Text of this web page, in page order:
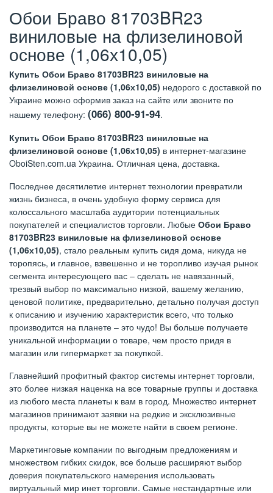
Обои Браво 81703BR23
виниловые на флизелиновой
основе (1,06х10,05)
Купить Обои Браво 81703BR23 виниловые на
флизелиновой основе (1,06х10,05) недорого с доставкой по
Украине можно оформив заказ на сайте или звоните по
нашему телефону: (066) 800-91-94.
Купить Обои Браво 81703BR23 виниловые на
флизелиновой основе (1,06х10,05) в интернет-магазине
OboiSten.com.ua Украина. Отличная цена, доставка.
Последнее десятилетие интернет технологии превратили
жизнь бизнеса, в очень удобную форму сервиса для
колоссального масштаба аудитории потенциальных
покупателей и специалистов торговли. Любые Обои Браво
81703BR23 виниловые на флизелиновой основе
(1,06х10,05), стало реальным купить сидя дома, никуда не
торопясь, и главное, взвешенно и не торопливо изучая рынок
сегмента интересующего вас – сделать не навязанный,
трезвый выбор по максимально низкой, вашему желанию,
ценовой политике, предварительно, детально получая доступ
к описанию и изучению характеристик всего, что только
производится на планете – это чудо! Вы больше получаете
уникальной информации о товаре, чем просто придя в
магазин или гипермаркет за покупкой.
Главнейший профитный фактор системы интернет торговли,
это более низкая наценка на все товарные группы и доставка
из любого места планеты к вам в город. Множество интернет
магазинов принимают заявки на редкие и эксклюзивные
продукты, которые вы не можете найти в своем регионе.
Маркетинговые компании по выгодным предложениям и
множеством гибких скидок, все больше расширяют выбор
доверия покупательского намерения использовать
виртуальный мир инет торговли. Самые нестандартные или